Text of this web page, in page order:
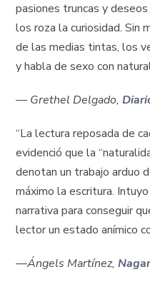
pasiones truncas y
los roza la curiosidad. Sin
de las medias tintas, los
y habla de sexo con
— Grethel Delgado,
“La lectura reposada de
evidenció que la
denotan un trabajo arduo
máximo la escritura.
narrativa para conseguir
lector un estado anímico
—Ángels Martínez,